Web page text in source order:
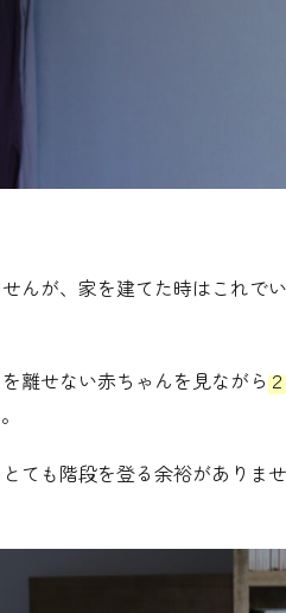
んが、家を建てた時はこれで
離せない赤ちゃんを見ながら
ても階段を登る余裕がありませ